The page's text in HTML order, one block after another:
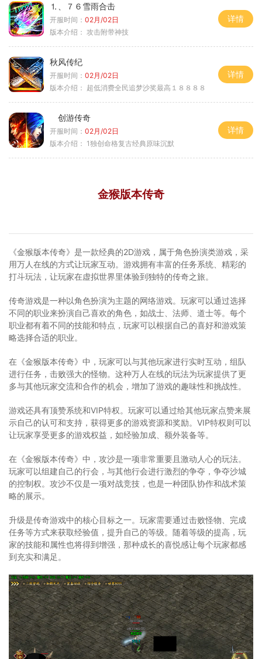
⒈、７６雪雨合击
开服时间： 02月/02日
版本介绍： 攻击附带神技
详情
秋风传纪
开服时间： 02月/02日
版本介绍： 超低消费全民追梦沙奖最高１８８８８
详情
创游传奇
开服时间： 02月/02日
版本介绍： 1独创命格复古经典原味沉默
详情
金猴版本传奇
《金猴版本传奇》是一款经典的2D游戏，属于角色扮演类游戏，采
用万人在线的方式让玩家互动。游戏拥有丰富的任务系统、精彩的
打斗玩法，让玩家在虚拟世界里体验到独特的传奇之旅。
传奇游戏是一种以角色扮演为主题的网络游戏。玩家可以通过选择
不同的职业来扮演自己喜欢的角色，如战士、法师、道士等。每个
职业都有着不同的技能和特点，玩家可以根据自己的喜好和游戏策
略选择合适的职业。
在《金猴版本传奇》中，玩家可以与其他玩家进行实时互动，组队
进行任务，击败强大的怪物。这种万人在线的玩法为玩家提供了更
多与其他玩家交流和合作的机会，增加了游戏的趣味性和挑战性。
游戏还具有顶赞系统和VIP特权。玩家可以通过给其他玩家点赞来展
示自己的认可和支持，获得更多的游戏资源和奖励。VIP特权则可以
让玩家享受更多的游戏权益，如经验加成、额外装备等。
在《金猴版本传奇》中，攻沙是一项非常重要且激动人心的玩法。
玩家可以组建自己的行会，与其他行会进行激烈的争夺，争夺沙城
的控制权。攻沙不仅是一项对战竞技，也是一种团队协作和战术策
略的展示。
升级是传奇游戏中的核心目标之一。玩家需要通过击败怪物、完成
任务等方式来获取经验值，提升自己的等级。随着等级的提高，玩
家的技能和属性也将得到增强，那种成长的喜悦感让每个玩家都感
到充实和满足。